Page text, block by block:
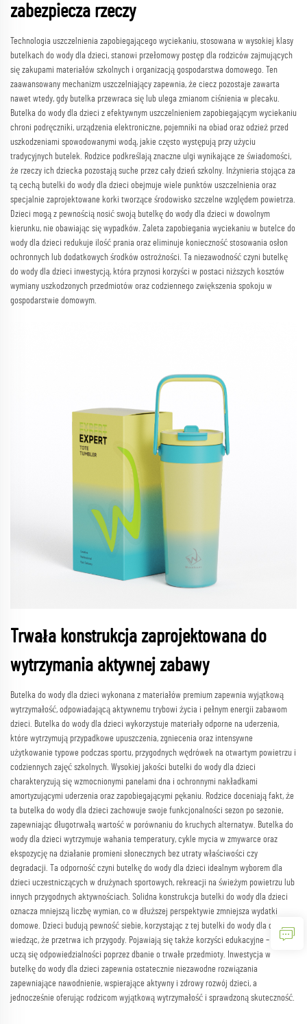
zabezpiecza rzeczy
Technologia uszczelnienia zapobiegającego wyciekaniu, stosowana w wysokiej klasy
butelkach do wody dla dzieci, stanowi przełomowy postęp dla rodziców zajmujących
się zakupami materiałów szkolnych i organizacją gospodarstwa domowego. Ten
zaawansowany mechanizm uszczelniający zapewnia, że ciecz pozostaje zawarta
nawet wtedy, gdy butelka przewraca się lub ulega zmianom ciśnienia w plecaku.
Butelka do wody dla dzieci z efektywnym uszczelnieniem zapobiegającym wyciekaniu
chroni podręczniki, urządzenia elektroniczne, pojemniki na obiad oraz odzież przed
uszkodzeniami spowodowanymi wodą, jakie często występują przy użyciu
tradycyjnych butelek. Rodzice podkreślają znaczne ulgi wynikające ze świadomości,
że rzeczy ich dziecka pozostają suche przez cały dzień szkolny. Inżynieria stojąca za
tą cechą butelki do wody dla dzieci obejmuje wiele punktów uszczelnienia oraz
specjalnie zaprojektowane korki tworzące środowisko szczelne względem powietrza.
Dzieci mogą z pewnością nosić swoją butelkę do wody dla dzieci w dowolnym
kierunku, nie obawiając się wypadków. Zaleta zapobiegania wyciekaniu w butelce do
wody dla dzieci redukuje ilość prania oraz eliminuje konieczność stosowania osłon
ochronnych lub dodatkowych środków ostrożności. Ta niezawodność czyni butelkę
do wody dla dzieci inwestycją, która przynosi korzyści w postaci niższych kosztów
wymiany uszkodzonych przedmiotów oraz codziennego zwiększenia spokoju w
gospodarstwie domowym.
Trwała konstrukcja zaprojektowana do
wytrzymania aktywnej zabawy
Butelka do wody dla dzieci wykonana z materiałów premium zapewnia wyjątkową
wytrzymałość, odpowiadającą aktywnemu trybowi życia i pełnym energii zabawom
dzieci. Butelka do wody dla dzieci wykorzystuje materiały odporne na uderzenia,
które wytrzymują przypadkowe upuszczenia, zgniecenia oraz intensywne
użytkowanie typowe podczas sportu, przygodnych wędrówek na otwartym powietrzu i
codziennych zajęć szkolnych. Wysokiej jakości butelki do wody dla dzieci
charakteryzują się wzmocnionymi panelami dna i ochronnymi nakładkami
amortyzującymi uderzenia oraz zapobiegającymi pękaniu. Rodzice doceniają fakt, że
ta butelka do wody dla dzieci zachowuje swoje funkcjonalności sezon po sezonie,
zapewniając długotrwałą wartość w porównaniu do kruchych alternatyw. Butelka do
wody dla dzieci wytrzymuje wahania temperatury, cykle mycia w zmywarce oraz
ekspozycję na działanie promieni słonecznych bez utraty właściwości czy
degradacji. Ta odporność czyni butelkę do wody dla dzieci idealnym wyborem dla
dzieci uczestniczących w drużynach sportowych, rekreacji na świeżym powietrzu lub
innych przygodnych aktywnościach. Solidna konstrukcja butelki do wody dla dzieci
oznacza mniejszą liczbę wymian, co w dłuższej perspektywie zmniejsza wydatki
domowe. Dzieci budują pewność siebie, korzystając z tej butelki do wody dla dzieci,
wiedząc, że przetrwa ich przygody. Pojawiają się także korzyści edukacyjne – dzieci
uczą się odpowiedzialności poprzez dbanie o trwałe przedmioty. Inwestycja w
butelkę do wody dla dzieci zapewnia ostatecznie niezawodne rozwiązania
zapewniające nawodnienie, wspierające aktywny i zdrowy rozwój dzieci, a
jednocześnie oferując rodzicom wyjątkową wytrzymałość i sprawdzoną skuteczność.